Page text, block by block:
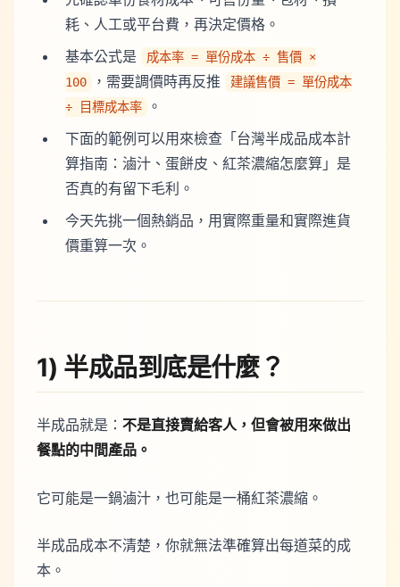
耗、人工或平台費，再決定價格。
基本公式是
成本率 = 單份成本 ÷ 售價 ×
100
，需要調價時再反推
建議售價 = 單份成本
÷ 目標成本率
。
下面的範例可以用來檢查「台灣半成品成本計
算指南：滷汁、蛋餅皮、紅茶濃縮怎麼算」是
否真的有留下毛利。
今天先挑一個熱銷品，用實際重量和實際進貨
價重算一次。
1) 半成品到底是什麼？
半成品就是： 不是直接賣給客人，但會被用來做出
餐點的中間產品。
它可能是一鍋滷汁，也可能是一桶紅茶濃縮。
半成品成本不清楚，你就無法準確算出每道菜的成
本。